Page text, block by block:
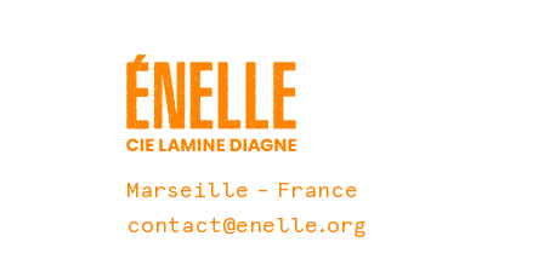
Marseille – France
contact@enelle.org